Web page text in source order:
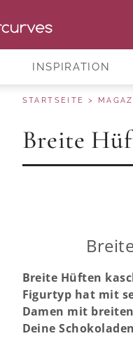
INSPIRATION
STARTSEITE
Breite
Breite Hüften
Figurtyp hat mit
Damen mit
Deine